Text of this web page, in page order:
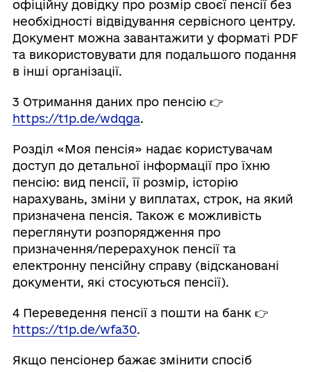
офіційну довідку про розмір своєї пенсії без
необхідності відвідування сервісного центру.
Документ можна завантажити у форматі PDF
та використовувати для подальшого подання
в інші організації.
3️ Отримання даних про пенсію 👉
https://t1p.de/wdqga.
Розділ «Моя пенсія» надає користувачам
доступ до детальної інформації про їхню
пенсію: вид пенсії, її розмір, історію
нарахувань, зміни у виплатах, строк, на який
призначена пенсія. Також є можливість
переглянути розпорядження про
призначення/перерахунок пенсії та
електронну пенсійну справу (відскановані
документи, які стосуються пенсії).
4️ Переведення пенсії з пошти на банк 👉
https://t1p.de/wfa30.
Якщо пенсіонер бажає змінити спосіб